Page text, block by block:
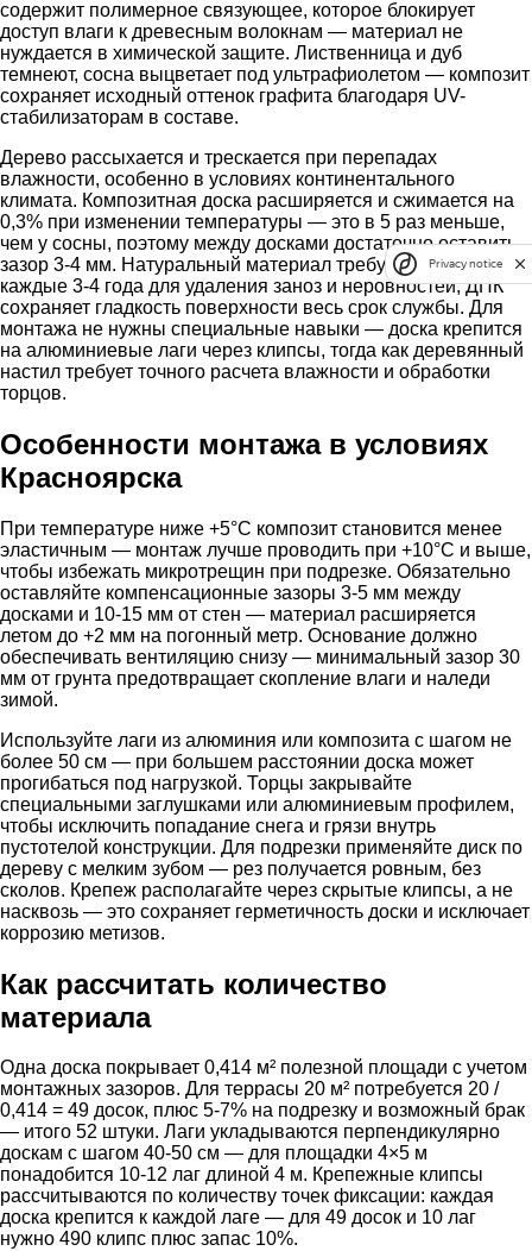
содержит полимерное связующее, которое блокирует
доступ влаги к древесным волокнам — материал не
нуждается в химической защите. Лиственница и дуб
темнеют, сосна выцветает под ультрафиолетом — композит
сохраняет исходный оттенок графита благодаря UV-
стабилизаторам в составе.
Дерево рассыхается и трескается при перепадах
влажности, особенно в условиях континентального
климата. Композитная доска расширяется и сжимается на
0,3% при изменении температуры — это в 5 раз меньше,
чем у сосны, поэтому между досками достаточно оставить
зазор 3-4 мм. Натуральный материал требует шлифовки
каждые 3-4 года для удаления заноз и неровностей, ДПК
сохраняет гладкость поверхности весь срок службы. Для
монтажа не нужны специальные навыки — доска крепится
на алюминиевые лаги через клипсы, тогда как деревянный
настил требует точного расчета влажности и обработки
торцов.
Особенности монтажа в условиях
Красноярска
При температуре ниже +5°C композит становится менее
эластичным — монтаж лучше проводить при +10°C и выше,
чтобы избежать микротрещин при подрезке. Обязательно
оставляйте компенсационные зазоры 3-5 мм между
досками и 10-15 мм от стен — материал расширяется
летом до +2 мм на погонный метр. Основание должно
обеспечивать вентиляцию снизу — минимальный зазор 30
мм от грунта предотвращает скопление влаги и наледи
зимой.
Используйте лаги из алюминия или композита с шагом не
более 50 см — при большем расстоянии доска может
прогибаться под нагрузкой. Торцы закрывайте
специальными заглушками или алюминиевым профилем,
чтобы исключить попадание снега и грязи внутрь
пустотелой конструкции. Для подрезки применяйте диск по
дереву с мелким зубом — рез получается ровным, без
сколов. Крепеж располагайте через скрытые клипсы, а не
насквозь — это сохраняет герметичность доски и исключает
коррозию метизов.
Как рассчитать количество
материала
Одна доска покрывает 0,414 м² полезной площади с учетом
монтажных зазоров. Для террасы 20 м² потребуется 20 /
0,414 = 49 досок, плюс 5-7% на подрезку и возможный брак
— итого 52 штуки. Лаги укладываются перпендикулярно
доскам с шагом 40-50 см — для площадки 4×5 м
понадобится 10-12 лаг длиной 4 м. Крепежные клипсы
рассчитываются по количеству точек фиксации: каждая
доска крепится к каждой лаге — для 49 досок и 10 лаг
нужно 490 клипс плюс запас 10%.
Privacy notice